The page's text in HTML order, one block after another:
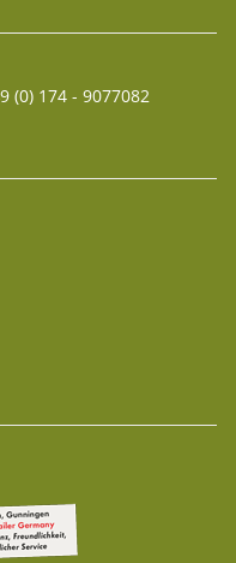
(0) 174 - 9077082